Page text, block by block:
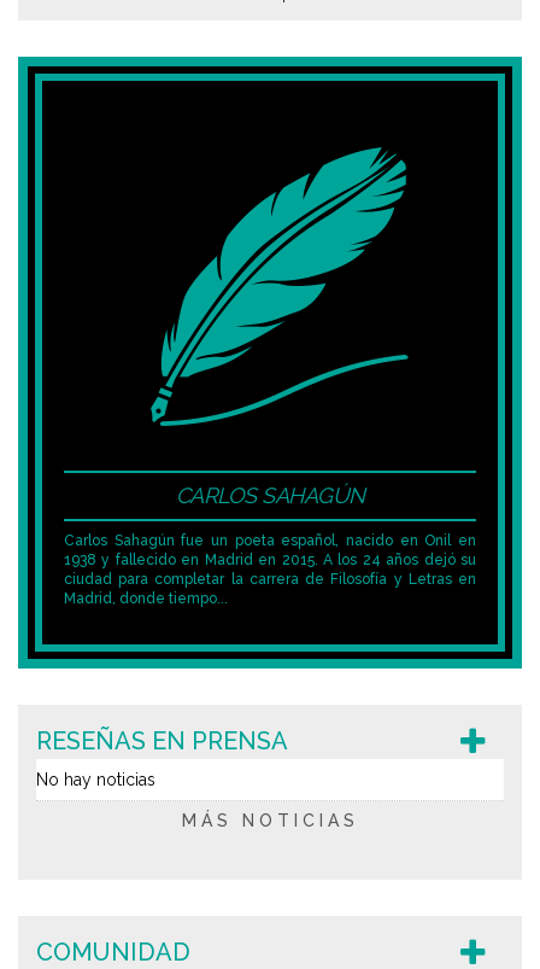
CARLOS SAHAGÚN
Carlos Sahagún fue un poeta español, nacido en Onil en
1938 y fallecido en Madrid en 2015. A los 24 años dejó su
ciudad para completar la carrera de Filosofía y Letras en
Madrid, donde tiempo...
RESEÑAS EN PRENSA
No hay noticias
MÁS NOTICIAS
COMUNIDAD